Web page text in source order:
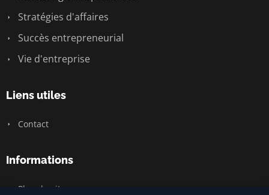
Stratégies d'affaires
Succès entrepreneurial
Vie d'entreprise
Liens utiles
Contact
Informations
Plan du site